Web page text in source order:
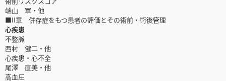
端山 軍・他
■II章 併存症をもつ患者の評価とその術前・術後管理
心疾患
不整脈
西村 健二・他
心疾患・心不全
尾澤 直美・他
高血圧